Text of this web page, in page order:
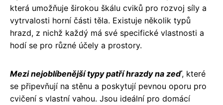
která umožňuje širokou škálu cviků pro rozvoj síly a
vytrvalosti horní části těla. Existuje několik typů
hrazd, z nichž každý má své specifické vlastnosti a
hodí se pro různé účely a prostory.
Mezi nejoblíbenější typy patří hrazdy na zeď, které
se připevňují na stěnu a poskytují pevnou oporu pro
cvičení s vlastní vahou. Jsou ideální pro domácí